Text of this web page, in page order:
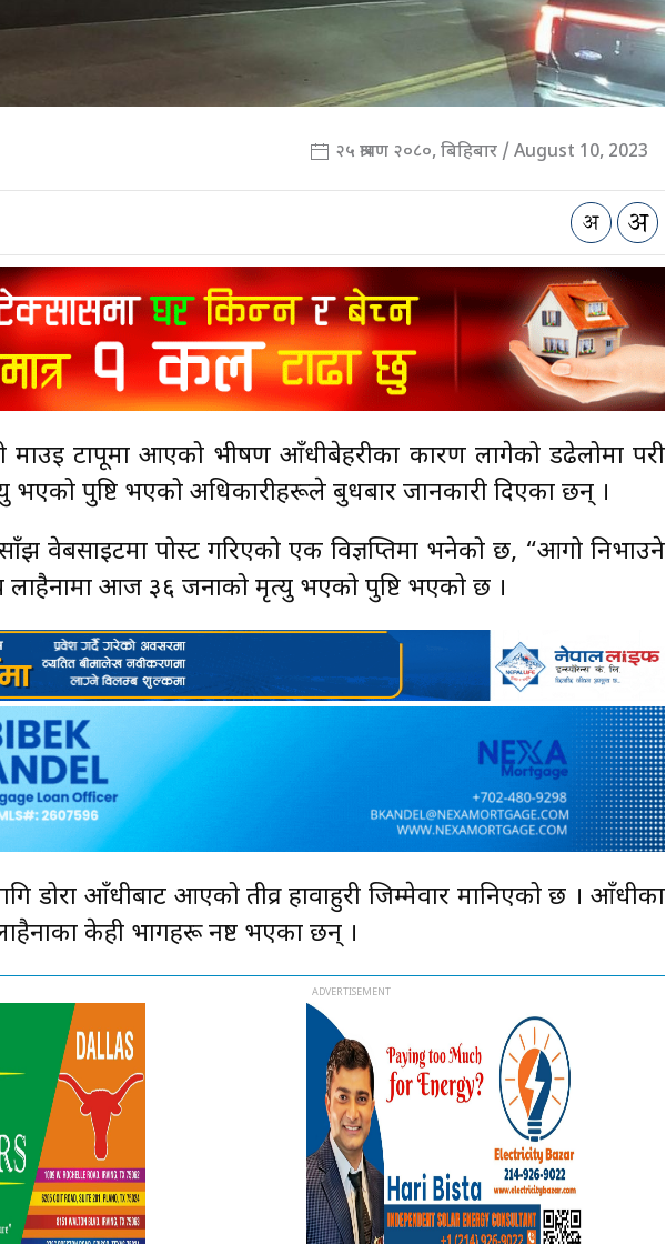
२५ श्रावण २०८०, बिहिबार / August 10, 2023
टापूमा आएको भीषण आँधीबेहरीका कारण लागेको डढेलोमा परी
भएको पुष्टि भएको अधिकारीहरूले बुधबार जानकारी दिएका छन् ।
वेबसाइटमा पोस्ट गरिएको एक विज्ञप्तिमा भनेको छ, “आगो निभाउने
लाहैनामा आज ३६ जनाको मृत्यु भएको पुष्टि भएको छ ।
डोरा आँधीबाट आएको तीव्र हावाहुरी जिम्मेवार मानिएको छ । आँधीका
केही भागहरू नष्ट भएका छन् ।